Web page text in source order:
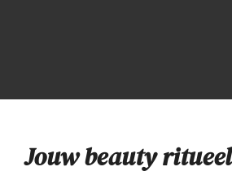
Jouw beauty ritueel